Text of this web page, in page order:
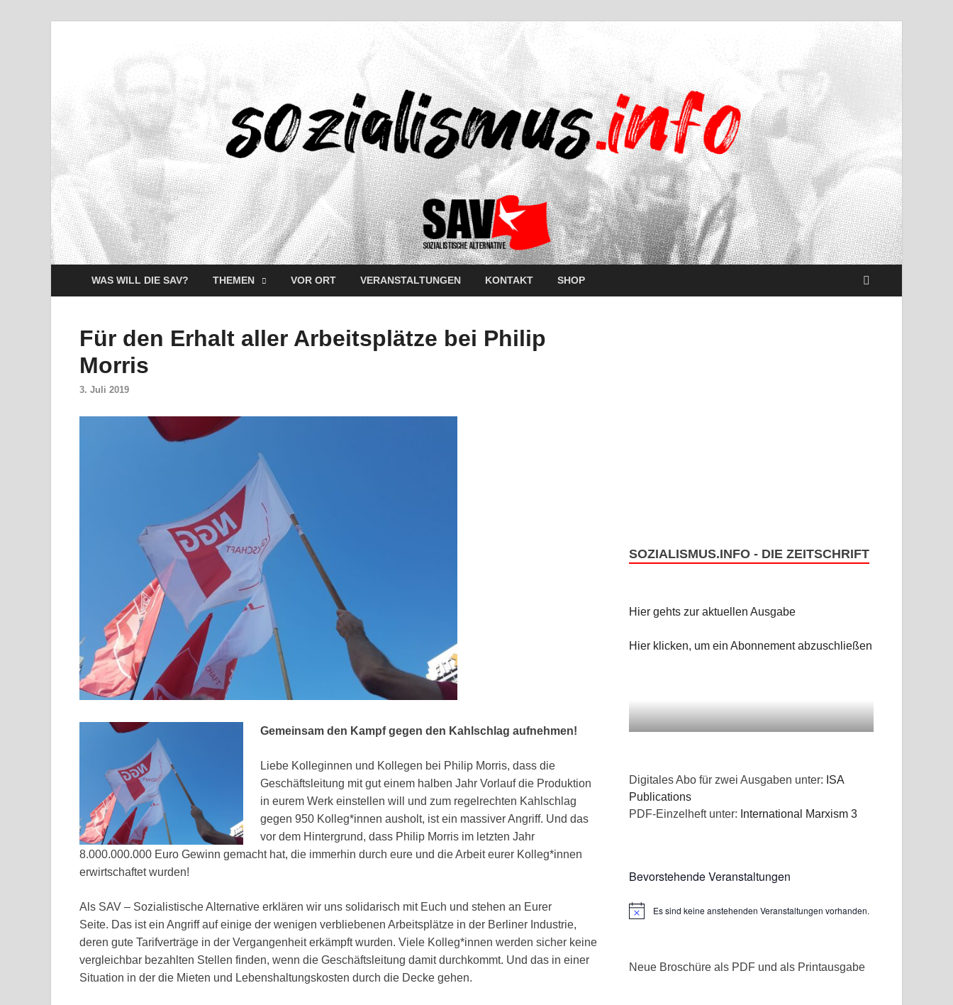
WAS WILL DIE SAV? THEMEN VOR ORT VERANSTALTUNGEN KONTAKT SHOP
Für den Erhalt aller Arbeitsplätze bei Philip
Morris
3. Juli 2019
Gemeinsam den Kampf gegen den Kahlschlag aufnehmen!
Liebe Kolleginnen und Kollegen bei Philip Morris, dass die
Geschäftsleitung mit gut einem halben Jahr Vorlauf die Produktion
in eurem Werk einstellen will und zum regelrechten Kahlschlag
gegen 950 Kolleg*innen ausholt, ist ein massiver Angriff. Und das
vor dem Hintergrund, dass Philip Morris im letzten Jahr
8.000.000.000 Euro Gewinn gemacht hat, die immerhin durch eure und die Arbeit eurer Kolleg*innen
erwirtschaftet wurden!
Als SAV – Sozialistische Alternative erklären wir uns solidarisch mit Euch und stehen an Eurer
Seite. Das ist ein Angriff auf einige der wenigen verbliebenen Arbeitsplätze in der Berliner Industrie,
deren gute Tarifverträge in der Vergangenheit erkämpft wurden. Viele Kolleg*innen werden sicher keine
vergleichbar bezahlten Stellen finden, wenn die Geschäftsleitung damit durchkommt. Und das in einer
Situation in der die Mieten und Lebenshaltungskosten durch die Decke gehen.
SOZIALISMUS.INFO - DIE ZEITSCHRIFT
Hier gehts zur aktuellen Ausgabe
Hier klicken, um ein Abonnement abzuschließen
Digitales Abo für zwei Ausgaben unter: ISA
Publications
PDF-Einzelheft unter: International Marxism 3
Bevorstehende Veranstaltungen
HinweisEs sind keine anstehenden Veranstaltungen vorhanden.
Neue Broschüre als PDF und als Printausgabe